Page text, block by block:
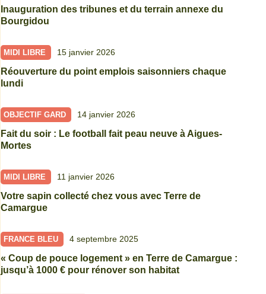
Inauguration des tribunes et du terrain annexe du
Bourgidou
MIDI LIBRE 15 janvier 2026
Réouverture du point emplois saisonniers chaque
lundi
OBJECTIF GARD 14 janvier 2026
Fait du soir : Le football fait peau neuve à Aigues-
Mortes
MIDI LIBRE 11 janvier 2026
Votre sapin collecté chez vous avec Terre de
Camargue
FRANCE BLEU 4 septembre 2025
« Coup de pouce logement » en Terre de Camargue :
jusqu’à 1000 € pour rénover son habitat